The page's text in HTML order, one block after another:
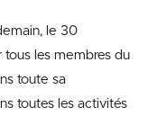
le 30
les membres du
toute sa
toutes les activités